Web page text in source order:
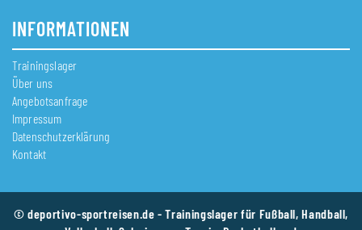
INFORMATIONEN
Trainingslager
Über uns
Angebotsanfrage
Impressum
Datenschutzerklärung
Kontakt
© deportivo-sportreisen.de - Trainingslager für Fußball, Handball,